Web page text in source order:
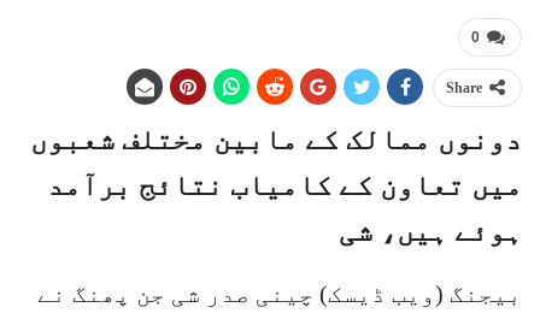
0
Share
دونوں ممالک کے مابین مختلف شعبوں
میں تعاون کے کامیاب نتائج برآمد
ہوئے ہیں، شی
بیجنگ (ویب ڈیسک) چینی صدر شی جن پھنگ نے